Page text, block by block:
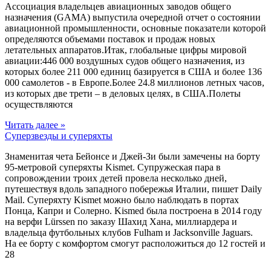
Ассоциация владельцев авиационных заводов общего
назначения (GAMA) выпустила очередной отчет о состоянии
авиационной промышленности, основные показатели которой
определяются объемами поставок и продаж новых
летательных аппаратов.Итак, глобальные цифры мировой
авиации:446 000 воздушных судов общего назначения, из
которых более 211 000 единиц базируется в США и более 136
000 самолетов - в Европе.Более 24.8 миллионов летных часов,
из которых две трети – в деловых целях, в США.Полеты
осуществляются
Читать далее »
Суперзвезды и суперяхты
Знаменитая чета Бейонсе и Джей-Зи были замечены на борту
95-метровой суперяхты Kismet. Cупружеская пара в
сопровождении троих детей провела несколько дней,
путешествуя вдоль западного побережья Италии, пишет Daily
Mail. Суперяхту Kismet можно было наблюдать в портах
Понца, Капри и Солерно. Kismed была построена в 2014 году
на верфи Lürssen по заказу Шахид Хана, миллиардера и
владельца футбольных клубов Fulham и Jacksonville Jaguars.
На ее борту с комфортом смогут расположиться до 12 гостей и
28